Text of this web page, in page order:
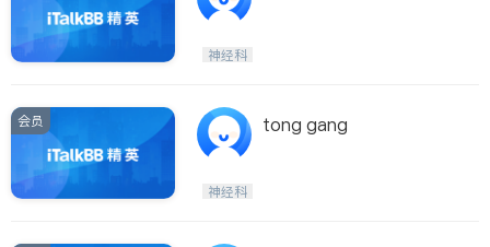
神经科
会员 tong gang
神经科